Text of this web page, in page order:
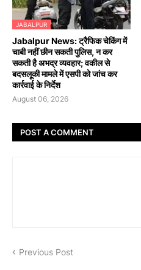
JABALPUR
Jabalpur News: ट्रैफिक चेकिंग में
चाबी नहीं छीन सकती पुलिस, न कर
सकती है अभद्र व्यवहार; वकील से
बदसलूकी मामले में एसपी को जांच कर
कार्रवाई के निर्देश
August 06, 2026
POST A COMMENT
Previous Post